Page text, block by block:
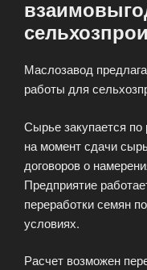
Маслозавод
работы для
Сырье закупается
на момент сдачи
договоров о
Предприятие
переработки семян
условиях.
Расчет возможен